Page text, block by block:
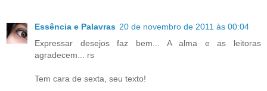
Essência e Palavras 20 de novembro de 2011 às 00:04
Expressar desejos faz bem... A alma e as leitoras
agradecem... rs
Tem cara de sexta, seu texto!